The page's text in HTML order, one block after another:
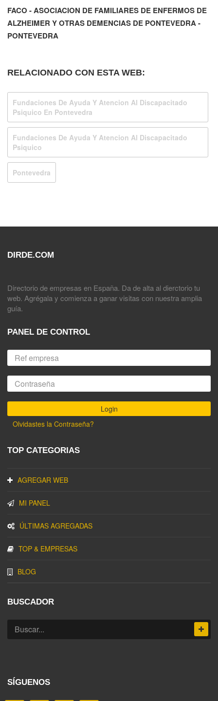
FACO - ASOCIACION DE FAMILIARES DE ENFERMOS DE
ALZHEIMER Y OTRAS DEMENCIAS DE PONTEVEDRA -
PONTEVEDRA
RELACIONADO CON ESTA WEB:
Fundaciones De Ayuda Y Atencion Al Discapacitado
Psiquico En Pontevedra
Fundaciones De Ayuda Y Atencion Al Discapacitado
Psiquico
Pontevedra
DIRDE.COM
Directorio de empresas en España. Da de alta al dierctorio tu
web. Agrégala y comienza a ganar visitas con nuestra amplia
guía.
PANEL DE CONTROL
Olvidastes la Contraseña?
TOP CATEGORIAS
AGREGAR WEB
MI PANEL
ÚLTIMAS AGREGADAS
TOP & EMPRESAS
BLOG
BUSCADOR
SÍGUENOS